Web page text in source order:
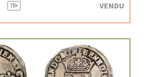
TB+ VENDU